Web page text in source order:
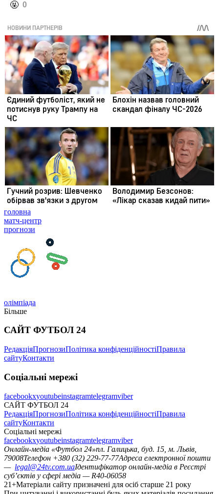
️🤬 0
головна
матч-центр
прогнози
олімпіада
Більше
САЙТ ФУТБОЛ 24
РедакціяПрогнозиПолітика конфіденційностіПравила
сайтуКонтакти
Соціальні мережі
facebookxyoutubeinstagramtelegramviber
САЙТ ФУТБОЛ 24
РедакціяПрогнозиПолітика конфіденційностіПравила
сайтуКонтакти
Соціальні мережі
facebookxyoutubeinstagramtelegramviber
Онлайн-медіа «Футбол 24»пл. Галицька, буд. 15, м. Львів,
79008Телефон +380 (32) 229-77-77Адреса електронної пошти
— legal@24tv.com.uaІдентифікатор онлайн-медіа в Реєстрі
суб’єктів у сфері медіа — R40-06058
21+Матеріали сайту призначені для осіб старше 21 року